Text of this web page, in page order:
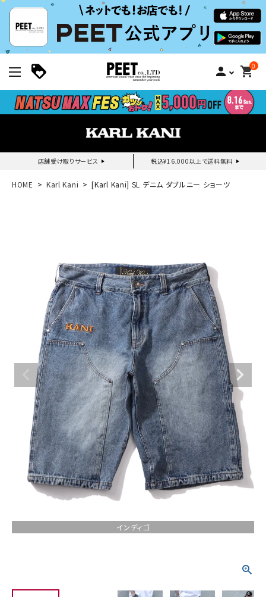
person 0
shopping_cart
店舗受け取りサービス 税込¥16,000以上で送料無料
新規会員登録｜ログイン
ブランドメニュー
カテゴリー
スタイリング
ニュース・特集
ランキング
お問い合わせ
HOME Karl Kani [Karl Kani] SL デニム ダブルニー ショーツ
インディゴ